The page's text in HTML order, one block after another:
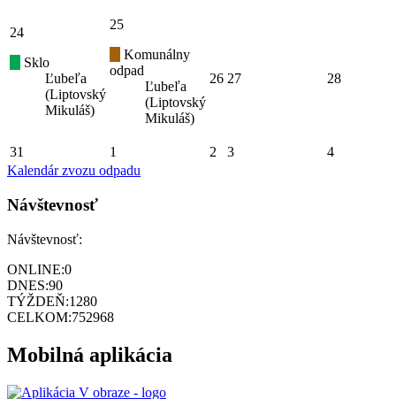
24
Sklo
Ľubeľa
(Liptovský
Mikuláš)
25
Komunálny
odpad
Ľubeľa
(Liptovský
Mikuláš)
26 27 28
31 1 2 3
4
Kalendár zvozu odpadu
Návštevnosť
Návštevnosť:
ONLINE:0
DNES:90
TÝŽDEŇ:1280
CELKOM:752968
Mobilná aplikácia